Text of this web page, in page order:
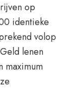
op
identieke
volop
lenen
maximum